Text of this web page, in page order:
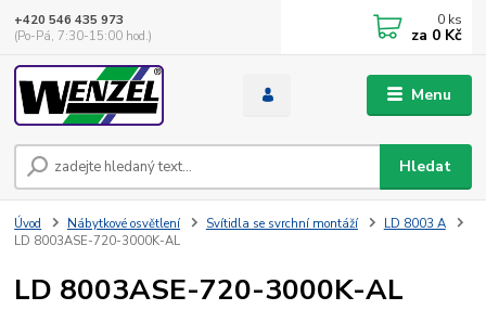
Menu
Hledat
+420 546 435 973
(Po-Pá, 7:30-15:00 hod.)
0 ks
za 0 Kč
Úvod Nábytkové osvětlení Svítidla se svrchní montáží
LD 8003 A
LD 8003ASE-720-3000K-AL
LD 8003ASE-720-3000K-AL